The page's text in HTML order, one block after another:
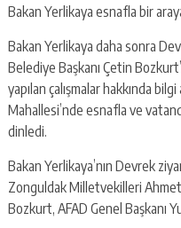
Bakan Yerlikaya esnafla bir
Bakan Yerlikaya daha sonra
Belediye Başkanı Çetin
yapılan çalışmalar hakkında
Mahallesi’nde esnafla ve
dinledi.
Bakan Yerlikaya’nın Devrek
Zonguldak Milletvekilleri
Bozkurt, AFAD Genel Başkanı